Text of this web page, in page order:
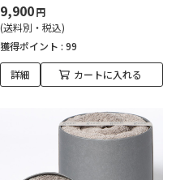
9,900円
(送料別・税込)
獲得ポイント : 99
詳細 カートに入れる